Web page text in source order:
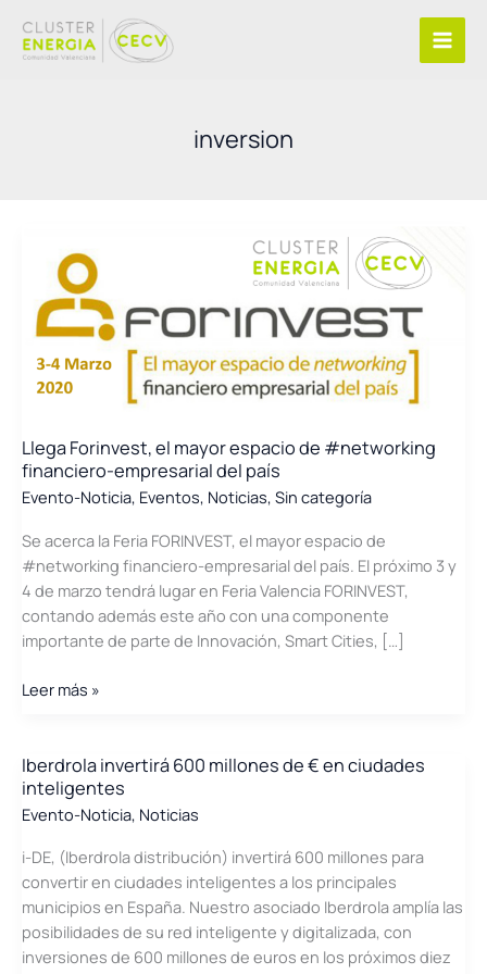
contenido
inversion
Llega Forinvest, el mayor espacio de #networking
financiero-empresarial del país
Evento-Noticia, Eventos, Noticias, Sin categoría
Se acerca la Feria FORINVEST, el mayor espacio de
#networking financiero-empresarial del país. El próximo 3 y
4 de marzo tendrá lugar en Feria Valencia FORINVEST,
contando además este año con una componente
importante de parte de Innovación, Smart Cities, […]
Llega
mayor
espacio
de
financiero-
empresarial
del
país
Leer más »
Iberdrola invertirá 600 millones de € en ciudades
inteligentes
Evento-Noticia, Noticias
i-DE, (Iberdrola distribución) invertirá 600 millones para
convertir en ciudades inteligentes a los principales
municipios en España. Nuestro asociado Iberdrola amplía las
posibilidades de su red inteligente y digitalizada, con
inversiones de 600 millones de euros en los próximos diez